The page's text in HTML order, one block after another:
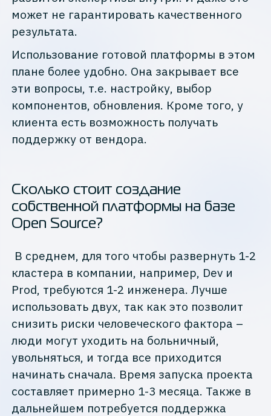
может не гарантировать качественного
результата.
Использование готовой платформы в этом
плане более удобно. Она закрывает все
эти вопросы, т.е. настройку, выбор
компонентов, обновления. Кроме того, у
клиента есть возможность получать
поддержку от вендора.
Сколько стоит создание
собственной платформы на базе
Open Source?
В среднем, для того чтобы развернуть 1-2
кластера в компании, например, Dev и
Prod, требуются 1-2 инженера. Лучше
использовать двух, так как это позволит
снизить риски человеческого фактора –
люди могут уходить на больничный,
увольняться, и тогда все приходится
начинать сначала. Время запуска проекта
составляет примерно 1-3 месяца. Также в
дальнейшем потребуется поддержка